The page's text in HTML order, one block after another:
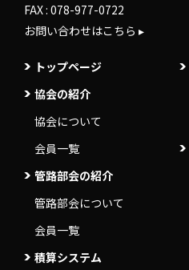
FAX : 078-977-0722
お問い合わせはこちら ▸
トップページ
協会の紹介
協会について
会員一覧
管路部会の紹介
管路部会について
会員一覧
積算システム